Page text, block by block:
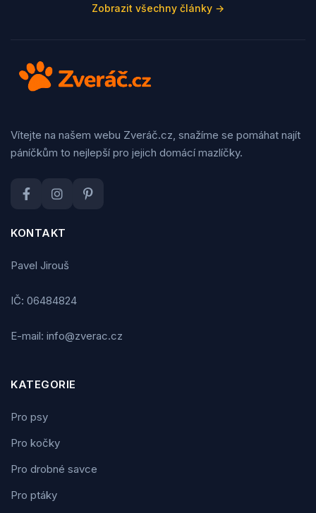
Zobrazit všechny články →
Vítejte na našem webu Zveráč.cz, snažíme se pomáhat najít
páníčkům to nejlepší pro jejich domácí mazlíčky.
KONTAKT
Pavel Jirouš
IČ: 06484824
E-mail: info@zverac.cz
KATEGORIE
Pro psy
Pro kočky
Pro drobné savce
Pro ptáky